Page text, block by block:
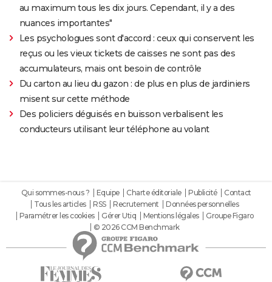
au maximum tous les dix jours. Cependant, il y a des
nuances importantes"
Les psychologues sont d'accord : ceux qui conservent les
reçus ou les vieux tickets de caisses ne sont pas des
accumulateurs, mais ont besoin de contrôle
Du carton au lieu du gazon : de plus en plus de jardiniers
misent sur cette méthode
Des policiers déguisés en buisson verbalisent les
conducteurs utilisant leur téléphone au volant
Qui sommes-nous ? Equipe Charte éditoriale Publicité
Contact
Tous les articles
RSS Recrutement
Données personnelles
Paramétrer les cookies
Gérer Utiq Mentions légales
Groupe Figaro
© 2026 CCM Benchmark